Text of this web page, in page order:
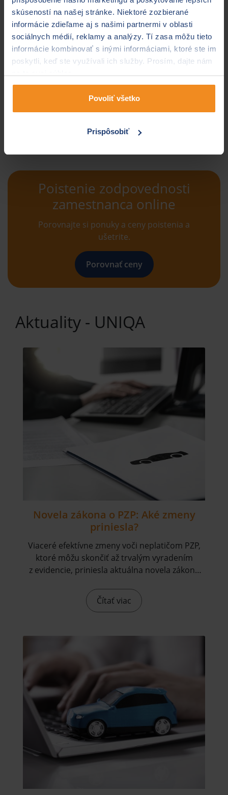
skúseností na našej stránke. Niektoré zozbierané
informácie zdieľame aj s našimi partnermi v oblasti
sociálnych médií, reklamy a analýzy. Tí zasa môžu tieto
informácie kombinovať s inými informáciami, ktoré ste im
poskytli, keď ste využívali ich služby. Prosím, dajte nám
Povoliť všetko
Prispôsobiť
Tlačivá a dokumenty
Poistenie zodpovednosti
zamestnanca online
Porovnajte si ponuky a ceny poistenia a
ušetrite.
Porovnať ceny
Aktuality - UNIQA
Novela zákona o PZP: Aké zmeny
priniesla?
Viaceré efektívne zmeny voči neplatičom PZP,
ktoré môžu skončiť až trvalým vyradením
z evidencie, priniesla aktuálna novela zákona
Čítať viac